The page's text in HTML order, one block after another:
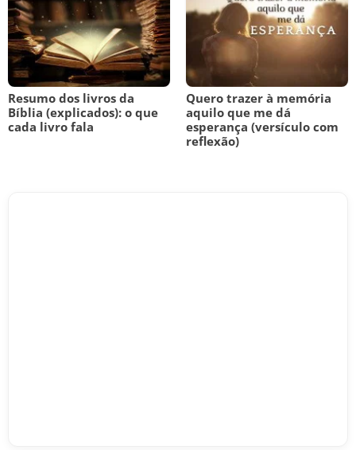
Resumo dos livros da
Bíblia (explicados): o que
cada livro fala
Quero trazer à memória
aquilo que me dá
esperança (versículo com
reflexão)